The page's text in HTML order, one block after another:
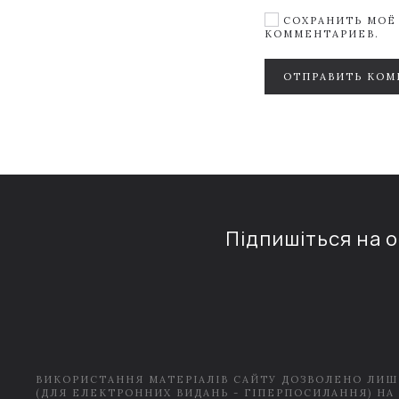
СОХРАНИТЬ МОЁ
КОММЕНТАРИЕВ.
ОТПРАВИТЬ
Підпишіться на
ВИКОРИСТАННЯ МАТЕРІАЛІВ САЙТУ ДОЗВОЛЕНО
(ДЛЯ ЕЛЕКТРОННИХ ВИДАНЬ - ГІПЕРПОСИЛАННЯ) НА